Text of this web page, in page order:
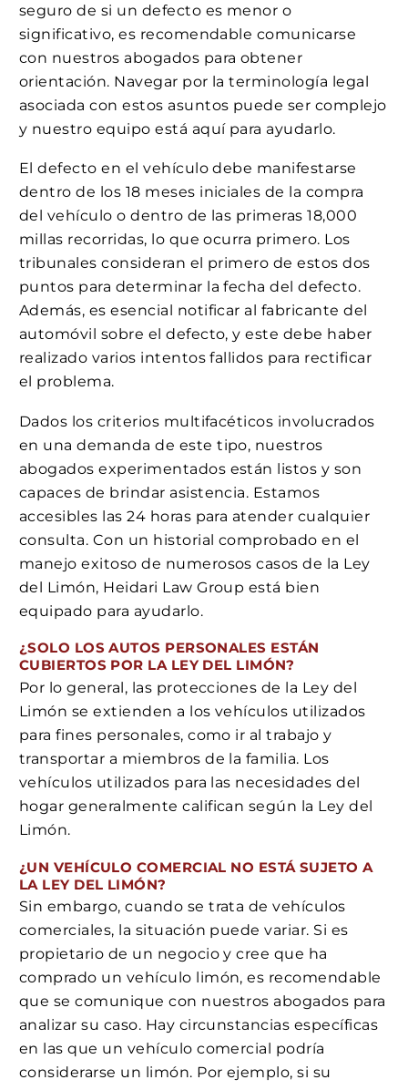
seguro de si un defecto es menor o
significativo, es recomendable comunicarse
con nuestros abogados para obtener
orientación. Navegar por la terminología legal
asociada con estos asuntos puede ser complejo
y nuestro equipo está aquí para ayudarlo.
El defecto en el vehículo debe manifestarse
dentro de los 18 meses iniciales de la compra
del vehículo o dentro de las primeras 18,000
millas recorridas, lo que ocurra primero. Los
tribunales consideran el primero de estos dos
puntos para determinar la fecha del defecto.
Además, es esencial notificar al fabricante del
automóvil sobre el defecto, y este debe haber
realizado varios intentos fallidos para rectificar
el problema.
Dados los criterios multifacéticos involucrados
en una demanda de este tipo, nuestros
abogados experimentados están listos y son
capaces de brindar asistencia. Estamos
accesibles las 24 horas para atender cualquier
consulta. Con un historial comprobado en el
manejo exitoso de numerosos casos de la Ley
del Limón, Heidari Law Group está bien
equipado para ayudarlo.
¿SOLO LOS AUTOS PERSONALES ESTÁN
CUBIERTOS POR LA LEY DEL LIMÓN?
Por lo general, las protecciones de la Ley del
Limón se extienden a los vehículos utilizados
para fines personales, como ir al trabajo y
transportar a miembros de la familia. Los
vehículos utilizados para las necesidades del
hogar generalmente califican según la Ley del
Limón.
¿UN VEHÍCULO COMERCIAL NO ESTÁ SUJETO A
LA LEY DEL LIMÓN?
Sin embargo, cuando se trata de vehículos
comerciales, la situación puede variar. Si es
propietario de un negocio y cree que ha
comprado un vehículo limón, es recomendable
que se comunique con nuestros abogados para
analizar su caso. Hay circunstancias específicas
en las que un vehículo comercial podría
considerarse un limón. Por ejemplo, si su